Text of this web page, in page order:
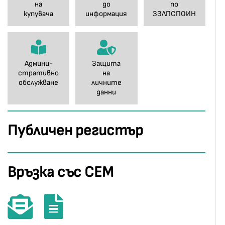
на
купувача
до
информация
по
ЗЗЛПСПОИН
Админи-
стративно
обслужване
Защита
на
личните
данни
Публичен регистър
Връзка със СЕМ